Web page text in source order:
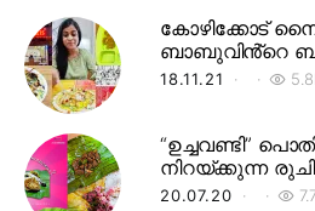
കോഴിക്കോട്
ബാബുവിൻ്റെ
18.11.21
“ഉച്ചവണ്ടി”
നിറയ്ക്കുന്ന
20.07.20